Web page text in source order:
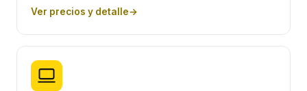
Ver precios y detalle→